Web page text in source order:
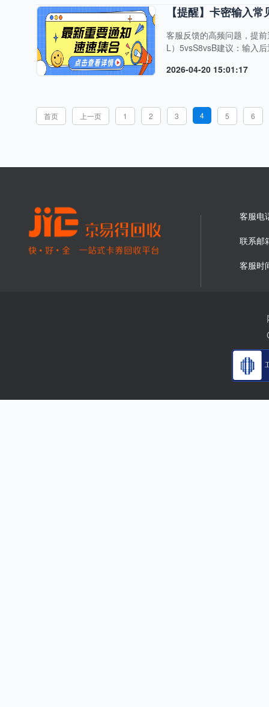
满3个月，资金链断裂，无
【提醒】卡密输入常
客服反馈的高频问题，提
L）5vsS8vsB建议：输入
认卡密位数，完整输入。
2026-04-20 15:01:17
首页 上一页 1 2 3 4 5 6
客服电
联系邮
客服时